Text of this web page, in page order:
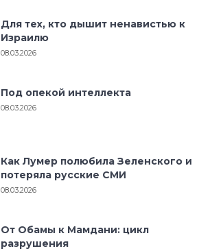
Для тех, кто дышит ненавистью к
Израилю
08.03.2026
Под опекой интеллекта
08.03.2026
Как Лумер полюбила Зеленского и
потеряла русские СМИ
08.03.2026
От Обамы к Мамдани: цикл
разрушения